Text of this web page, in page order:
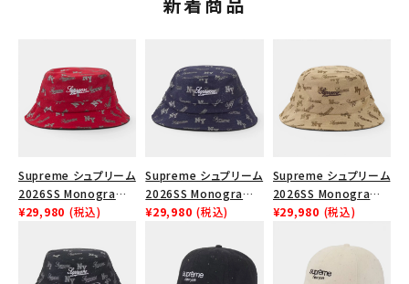
Supreme シュプリーム
2026SS Monogram
Crusher Hat モノグラ
レッド
¥29,980 (税込)
Supreme シュプリーム
2026SS Monogram
Crusher Hat モノグラ
ネイビー
¥29,980 (税込)
Supreme シュプリーム
2026SS Monogram
Crusher Hat モノグラ
¥29,980 (税込)